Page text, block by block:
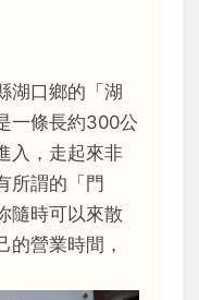
湖口鄉的「湖
一條長約300公
入，走起來非
所謂的「門
隨時可以來散
的營業時間，